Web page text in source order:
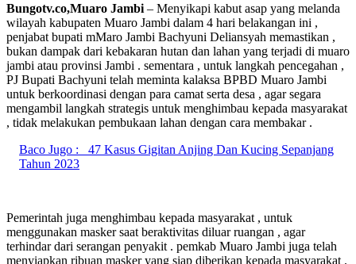
Bungotv.co,Muaro Jambi – Menyikapi kabut asap yang melanda
wilayah kabupaten Muaro Jambi dalam 4 hari belakangan ini ,
penjabat bupati mMaro Jambi Bachyuni Deliansyah memastikan ,
bukan dampak dari kebakaran hutan dan lahan yang terjadi di muaro
jambi atau provinsi Jambi . sementara , untuk langkah pencegahan ,
PJ Bupati Bachyuni telah meminta kalaksa BPBD Muaro Jambi
untuk berkoordinasi dengan para camat serta desa , agar segara
mengambil langkah strategis untuk menghimbau kepada masyarakat
, tidak melakukan pembukaan lahan dengan cara membakar .
Baco Jugo :
47 Kasus Gigitan Anjing Dan Kucing Sepanjang
Tahun 2023
Pemerintah juga menghimbau kepada masyarakat , untuk
menggunakan masker saat beraktivitas diluar ruangan , agar
terhindar dari serangan penyakit . pemkab Muaro Jambi juga telah
menyiapkan ribuan masker yang siap diberikan kepada masyarakat .